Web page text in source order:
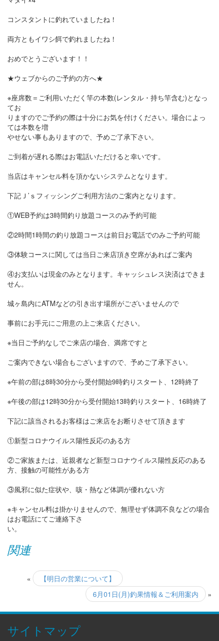
コンスタントに釣れていましたね！
両方ともイワシ餌で釣れましたね！
おめでとうございます！！
★ウェブからのご予約の方へ★
※座席数＝ご利用いただく竿の本数(レンタル・持ち竿含む)となっ
てお
りますのでご予約の際は十分にお気を付けください。場合によっ
ては本数を増
やせない事もありますので、予めご了承下さい。
ご到着が遅れる際はお電話いただけると幸いです。
当店はキャンセル料を頂かないシステムとなります。
下記Ｊ’ｓフィッシングご利用方法のご案内となります。
①WEB予約は3時間釣り放題コースのみ予約可能
②2時間1時間の釣り放題コースは前日お電話でのみご予約可能
③体験コースに関しては当日ご来店頂き空席があればご案内
④お支払いは現金のみとなります。キャッシュレス決済はできま
せん。
城ヶ島内にATMなどの引き出す場所がございませんので
事前にお手元にご用意の上ご来店ください。
※当日ご予約なしでご来店の場合、満席ですと
ご案内できない場合もございますので、予めご了承下さい。
※午前の部は8時30分から受付開始9時釣りスタート、12時終了
※午後の部は12時30分から受付開始13時釣りスタート、16時終了
下記に該当されるお客様はご来店をお断りさせて頂きます
①新型コロナウイルス陽性反応のある方
②ご家族または、近親者など新型コロナウイルス陽性反応のある
方、接触の可能性がある方
③風邪に似た症状や、咳・熱など体調が優れない方
※キャンセル料は掛かりませんので、無理せず体調不良などの場合
はお電話にてご連絡下さ
い。
関連
«
【明日の営業について】
6月01日(月)釣果情報＆ご利用案内
»
サイトマップ